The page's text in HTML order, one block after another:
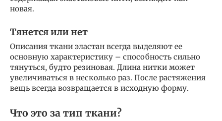
новая.
Тянется или нет
Описания ткани эластан всегда выделяют ее
основную характеристику – способность сильно
тянуться, будто резиновая. Длина нитки может
увеличиваться в несколько раз. После растяжения
вещь всегда возвращается в исходную форму.
Что это за тип ткани?